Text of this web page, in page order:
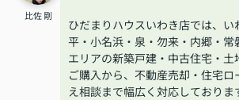
比佐 剛
ひだまりハウスいわき店では、い
平・小名浜・泉・勿来・内郷・常
エリアの新築戸建・中古住宅・土
ご購入から、不動産売却・住宅ロ
え相談まで幅広く対応しておりま